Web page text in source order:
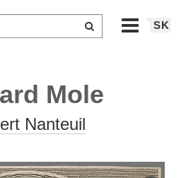
SK
Mole
Nanteuil